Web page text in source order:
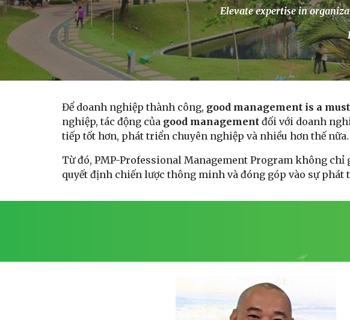
Elevate expertise in
Để doanh nghiệp thành công, good management is a must
nghiệp, tác động của good management đối với doanh
tiếp tốt hơn, phát triển chuyên nghiệp và nhiều hơn thế nữa.
Từ đó, PMP-Professional Management Program không
quyết định chiến lược thông minh và đóng góp vào sự phát